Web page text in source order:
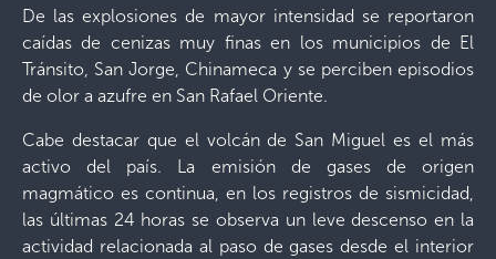
De las explosiones de mayor intensidad se reportaron
caídas de cenizas muy finas en los municipios de El
Tránsito, San Jorge, Chinameca y se perciben episodios
de olor a azufre en San Rafael Oriente.
Cabe destacar que el volcán de San Miguel es el más
activo del país. La emisión de gases de origen
magmático es continua, en los registros de sismicidad,
las últimas 24 horas se observa un leve descenso en la
actividad relacionada al paso de gases desde el interior